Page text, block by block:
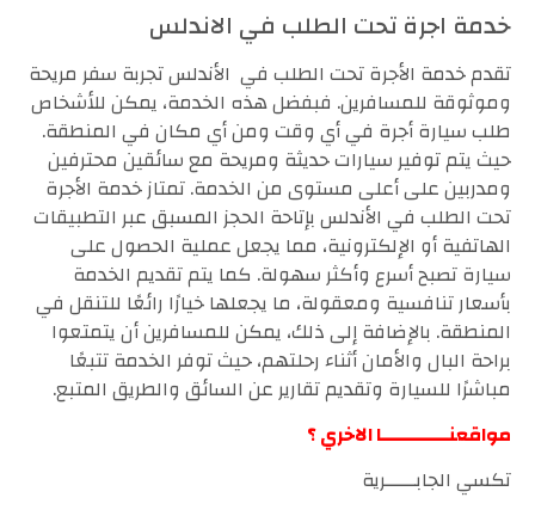
خدمة اجرة تحت الطلب في الاندلس
تقدم خدمة الأجرة تحت الطلب في الأندلس تجربة سفر مريحة
وموثوقة للمسافرين. فبفضل هذه الخدمة، يمكن للأشخاص
طلب سيارة أجرة في أي وقت ومن أي مكان في المنطقة.
حيث يتم توفير سيارات حديثة ومريحة مع سائقين محترفين
ومدربين على أعلى مستوى من الخدمة. تمتاز خدمة الأجرة
تحت الطلب في الأندلس بإتاحة الحجز المسبق عبر التطبيقات
الهاتفية أو الإلكترونية، مما يجعل عملية الحصول على
سيارة تصبح أسرع وأكثر سهولة. كما يتم تقديم الخدمة
بأسعار تنافسية ومعقولة، ما يجعلها خيارًا رائعًا للتنقل في
المنطقة. بالإضافة إلى ذلك، يمكن للمسافرين أن يتمتعوا
براحة البال والأمان أثناء رحلتهم، حيث توفر الخدمة تتبعًا
مباشرًا للسيارة وتقديم تقارير عن السائق والطريق المتبع.
مواقعنـــــــــــا الاخري ؟
تكسي الجابـــــرية